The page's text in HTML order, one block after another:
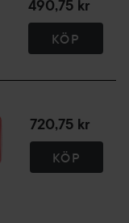
490,75 kr
KÖP
720,75 kr
KÖP